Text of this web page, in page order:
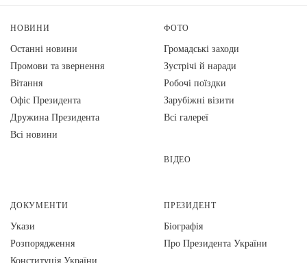
НОВИНИ
Останні новини
Промови та звернення
Вiтання
Офіс Президента
Дружина Президента
Всі новини
ФОТО
Громадські заходи
Зустрічі й наради
Робочі поїздки
Зарубіжні візити
Всі галереї
ВІДЕО
ДОКУМЕНТИ
Укази
Розпорядження
Конституція України
ПРЕЗИДЕНТ
Біографія
Про Президента України